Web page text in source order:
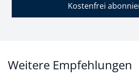
Kostenfrei
Weitere Empfehlungen